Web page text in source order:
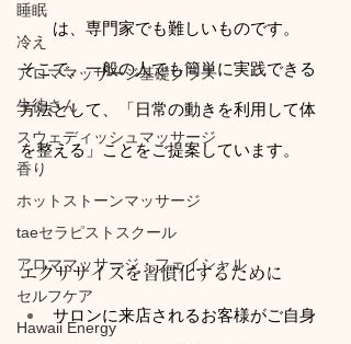
睡眠
冷え
アロママッサージ基礎クラス
生徒さん
スウェディッシュマッサージ
香り
ホットストーンマッサージ
taeセラピストスクール
アロママッサージ・フェイシャル
セルフケア
Hawaii Energy
は、専門家でも難しいものです。
そこで、一般の人でも簡単に実践できる
方法として、「日常の動きを利用して体
を整える」ことをご提案しています。
エクササイズを習慣化するために
サロンに来店されるお客様がご自身